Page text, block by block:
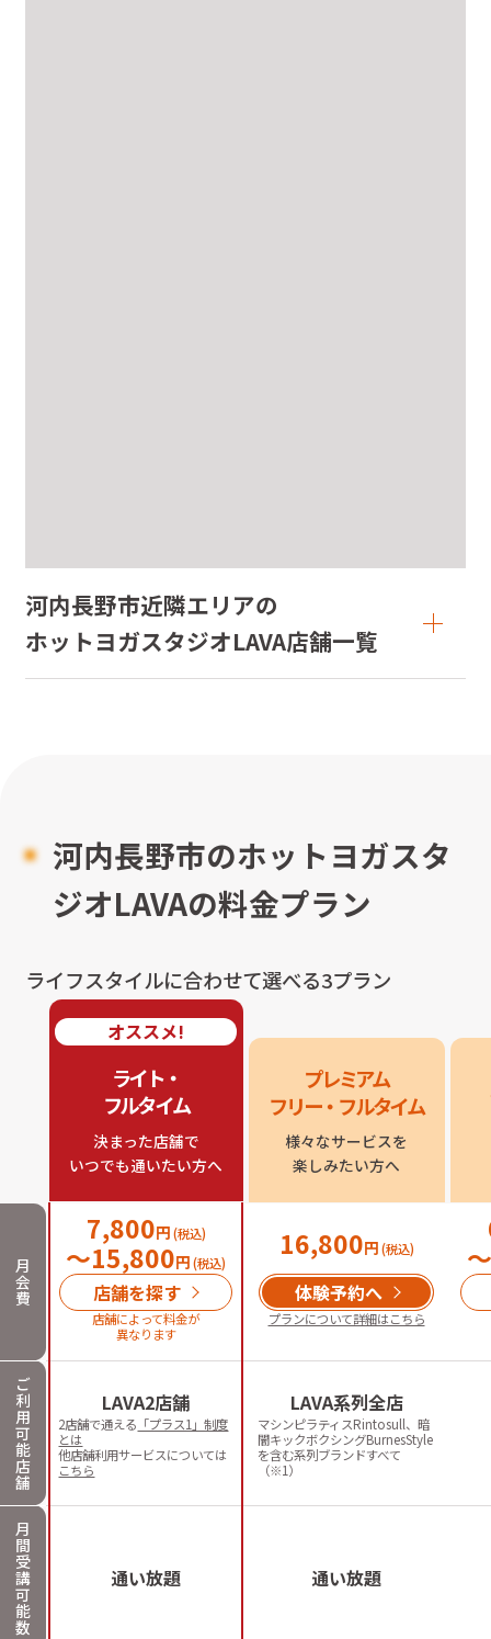
河内長野市近隣エリアの
ホットヨガスタジオLAVA店舗一覧
河内長野市のホットヨガスタ
ジオLAVAの料金プラン
ライフスタイルに合わせて選べる3プラン
オススメ!
ライト・
フルタイム
決まった店舗で
いつでも通いたい方へ
プレミアム
フリー・フルタイム
様々なサービスを
楽しみたい方へ
月
会
費
7,800円(税込)
〜15,800円(税込)
店舗を探す
店舗によって料金が
異なります
16,800円(税込)
体験予約へ
プランについて詳細はこちら
〜
ご
利
用
可
能
店
舗
LAVA2店舗
2店舗で通える 「プラス1」制度
とは
他店舗利用サービスについては
こちら
LAVA系列全店
マシンピラティスRintosull、暗
闇キックボクシングBurnesStyle
を含む系列ブランドすべて
（※1）
月
間
受
講
可
能
数
通い放題 通い放題